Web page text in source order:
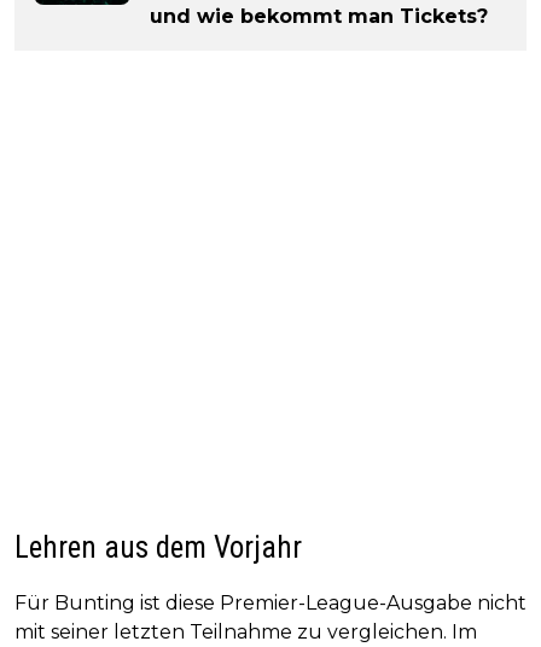
und wie bekommt man Tickets?
Lehren aus dem Vorjahr
Für Bunting ist diese Premier-League-Ausgabe nicht
mit seiner letzten Teilnahme zu vergleichen. Im